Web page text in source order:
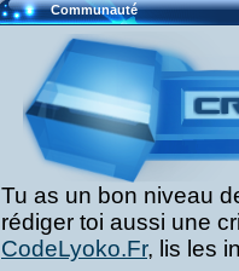
Communauté
Tu as un bon niveau
rédiger toi aussi une
CodeLyoko.Fr, lis les